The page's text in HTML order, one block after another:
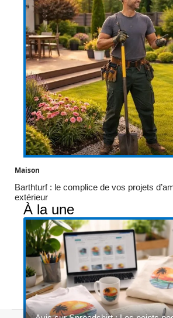
Maison
Barthturf : le complice de vos projets
extérieur
À la une